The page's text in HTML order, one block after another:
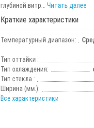
глубиной витр... Читать далее
Краткие характеристики
Температурный диапазон:
Тип оттайки :
Тип охлаждения:
Тип стекла :
Ширина (мм.):
Все характеристики